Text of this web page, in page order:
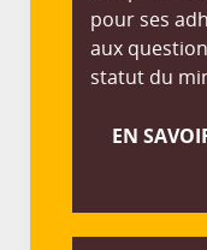
pour ses
aux
statut du
EN